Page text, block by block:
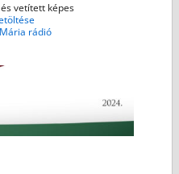
vetített képes
Mária rádió